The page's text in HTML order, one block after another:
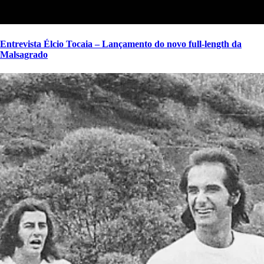
Entrevista Élcio Tocaia – Lançamento do novo full-length da
Malsagrado